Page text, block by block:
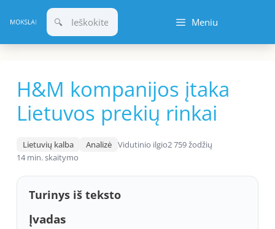
prie
turinio
Meniu
H&M kompanijos įtaka
Lietuvos prekių rinkai
Lietuvių kalba Analizė Vidutinio ilgio2 759 žodžių
14 min. skaitymo
Turinys iš teksto
Įvadas